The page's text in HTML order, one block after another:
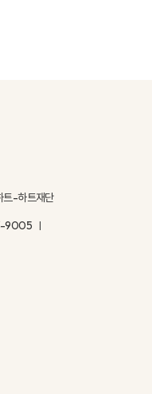
트-하트재단
9005